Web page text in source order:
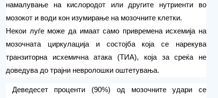
намалување на кислородот или другите нутриенти во
мозокот и води кон изумирање на мозочните клетки.
Некои луѓе може да имаат само привремена исхемија на
мозочната циркулација и состојба која се нарекува
транзиторна исхемична атака (ТИА), која за среќа не
доведува до трајни невролошки оштетувања.
Деведесет проценти (90%) од мозочнитеудари се